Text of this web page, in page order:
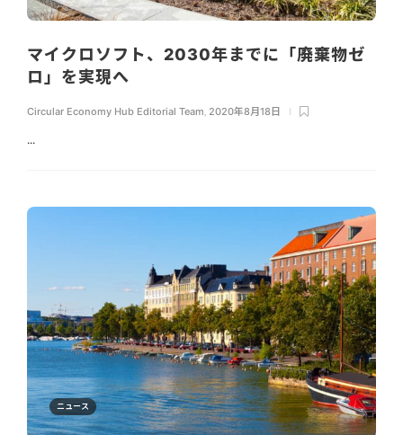
マイクロソフト、2030年までに「廃棄物ゼ
ロ」を実現へ
Circular Economy Hub Editorial Team 2020年8月18日
...
ニュース